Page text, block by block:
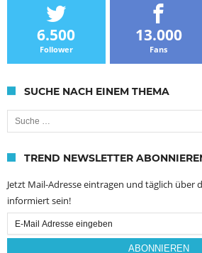
6.500
Follower
13.000
Fans
SUCHE NACH EINEM THEMA
Suche nach:
TREND NEWSLETTER
Jetzt Mail-Adresse eintragen und täglich über
informiert sein!
Email
Subscription
ABONNIEREN